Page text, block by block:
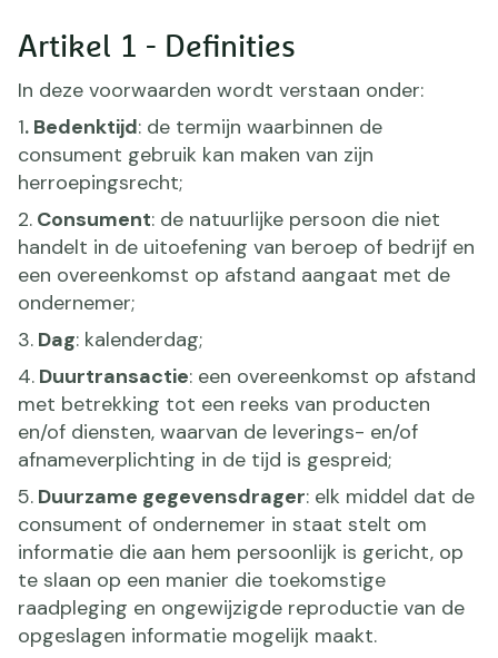
Artikel 1 - Definities
In deze voorwaarden wordt verstaan onder:
1. Bedenktijd: de termijn waarbinnen de
consument gebruik kan maken van zijn
herroepingsrecht;
2. Consument: de natuurlijke persoon die niet
handelt in de uitoefening van beroep of bedrijf en
een overeenkomst op afstand aangaat met de
ondernemer;
3. Dag: kalenderdag;
4. Duurtransactie: een overeenkomst op afstand
met betrekking tot een reeks van producten
en/of diensten, waarvan de leverings- en/of
afnameverplichting in de tijd is gespreid;
5. Duurzame gegevensdrager: elk middel dat de
consument of ondernemer in staat stelt om
informatie die aan hem persoonlijk is gericht, op
te slaan op een manier die toekomstige
raadpleging en ongewijzigde reproductie van de
opgeslagen informatie mogelijk maakt.